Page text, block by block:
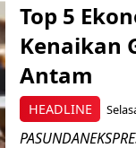
HEADLINE
Top 5
Kenaikan
Antam